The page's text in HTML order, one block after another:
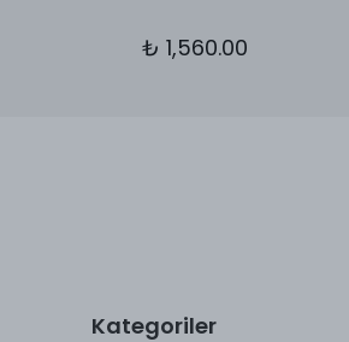
₺ 1,560.00
Kategoriler